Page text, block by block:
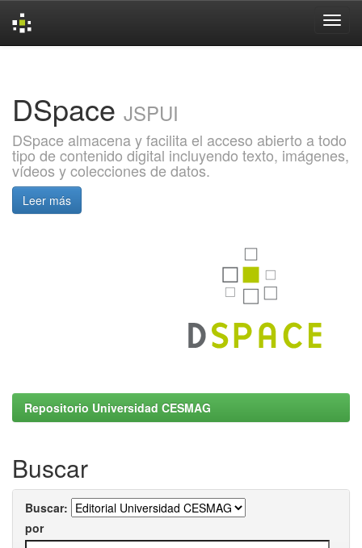
DSpace JSPUI
DSpace almacena y facilita el acceso abierto a todo
tipo de contenido digital incluyendo texto, imágenes,
vídeos y colecciones de datos.
Leer más
Repositorio Universidad CESMAG
Buscar
Buscar:
por